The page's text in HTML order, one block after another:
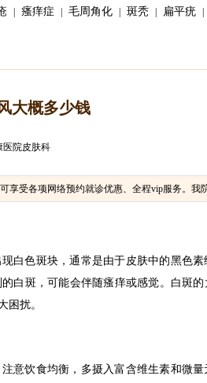
瘙痒症 毛周角化 斑秃 扁平疣
大概多少钱
医院皮肤科
各项网络预约就诊优惠、全程vip服务。我院免
白色斑块，通常是由于皮肤中的黑色素
白斑，可能会伴随瘙痒或感觉。白斑的
困扰。
意饮食均衡，多摄入富含维生素和微量